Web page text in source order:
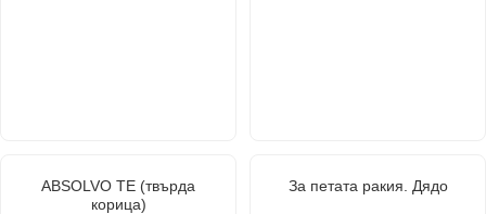
ABSOLVO TE (твърда
корица)
За петата ракия. Дядо